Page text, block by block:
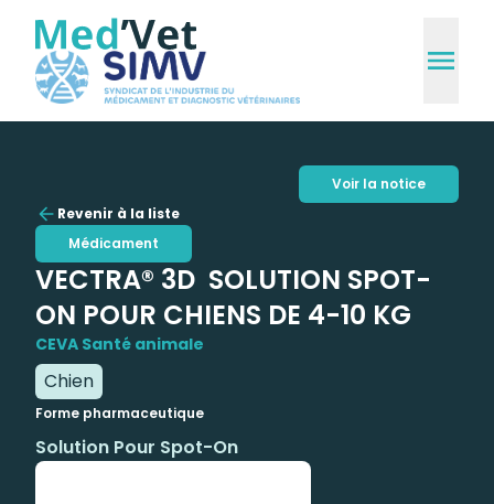
Revenir à la liste
Médicament
VECTRA® 3D SOLUTION SPOT-
ON POUR CHIENS DE 4-10 KG
CEVA Santé animale
Chien
Forme pharmaceutique
Solution Pour Spot-On
Voir la notice